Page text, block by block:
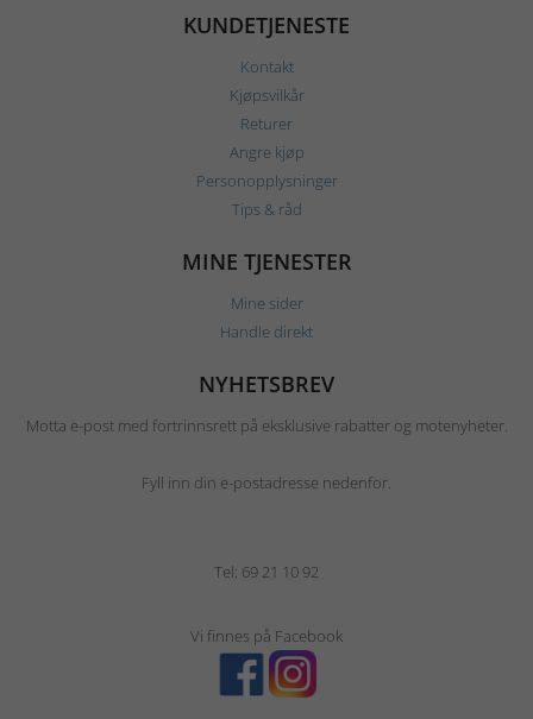
KUNDETJENESTE
Kontakt
Kjøpsvilkår
Returer
Angre kjøp
Personopplysninger
Tips & råd
MINE TJENESTER
Mine sider
Handle direkt
NYHETSBREV
Motta e-post med fortrinnsrett på eksklusive rabatter og motenyheter.
Fyll inn din e-postadresse nedenfor.
Tel: 69 21 10 92
Vi finnes på Facebook